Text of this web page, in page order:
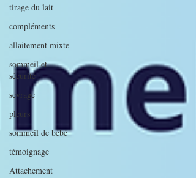
tirage du lait
compléments
allaitement mixte
sommeil et
sécurité
sevrage
pleurs
sommeil de bébé
témoignage
Attachement